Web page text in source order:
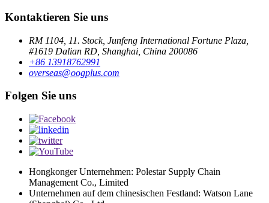
Kontaktieren Sie uns
RM 1104, 11. Stock, Junfeng International Fortune Plaza,
#1619 Dalian RD, Shanghai, China 200086
+86 13918762991
overseas@oogplus.com
Folgen Sie uns
Hongkonger Unternehmen: Polestar Supply Chain
Management Co., Limited
Unternehmen auf dem chinesischen Festland: Watson Lane